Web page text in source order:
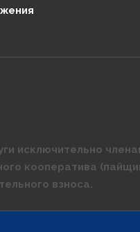
исключительно
кооператива
взноса.